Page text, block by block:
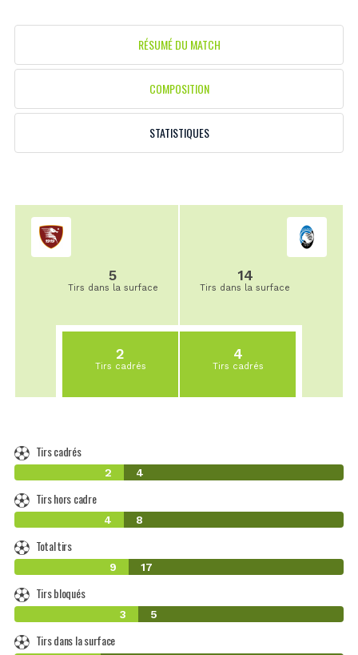
RÉSUMÉ DU MATCH
COMPOSITION
STATISTIQUES
5
Tirs dans la surface
2
Tirs cadrés
14
Tirs dans la surface
4
Tirs cadrés
Tirs cadrés
2 4
Tirs hors cadre
4 8
Total tirs
9 17
Tirs bloqués
3 5
Tirs dans la surface